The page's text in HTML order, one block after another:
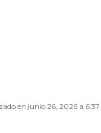
en junio 26, 2026 a